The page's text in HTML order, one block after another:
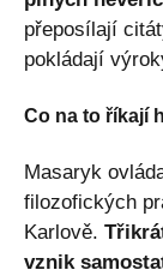
přeposílají
pokládají
Co na to říkají
Masaryk
filozofických
Karlově.
vznik